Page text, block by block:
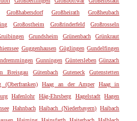
Großhabersdorf Großheirath
Großheubach
Großostheim Großrinderfeld
Großrosseln
Grundsheim Grünenbach
Grünkraut
Guggenhausen Güglingen Gundelfingen
Gunningen Güntersleben Günzach
Breisgau Gütenbach Guteneck
Gutenstetten
(Oberfranken) Haag an der Amper
Haag in
Hafenlohr Häg-Ehrsberg Hagelstadt
Hagen
Hahnbach Haibach (Niederbayern) Haibach